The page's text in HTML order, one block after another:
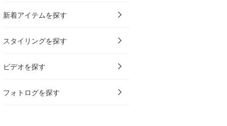
新着アイテムを探す
スタイリングを探す
ビデオを探す
フォトログを探す